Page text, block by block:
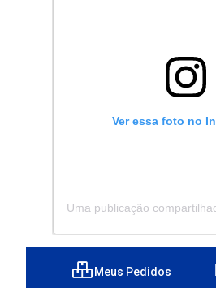
Ver essa foto no
Meus Pedidos